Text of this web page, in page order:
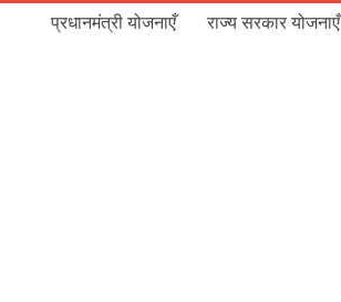
प्रधानमंत्री योजनाएँ राज्य सरकार योजनाएँ